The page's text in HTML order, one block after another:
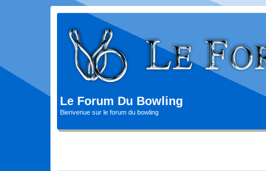
Le Forum Du Bowling
Bienvenue sur le forum du bowling